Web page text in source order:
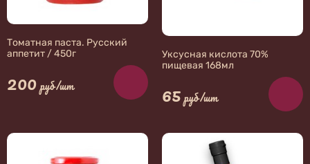
Томатная паста. Русский
аппетит / 450г
200 руб/шт
Уксусная кислота 70%
пищевая 168мл
65 руб/шт